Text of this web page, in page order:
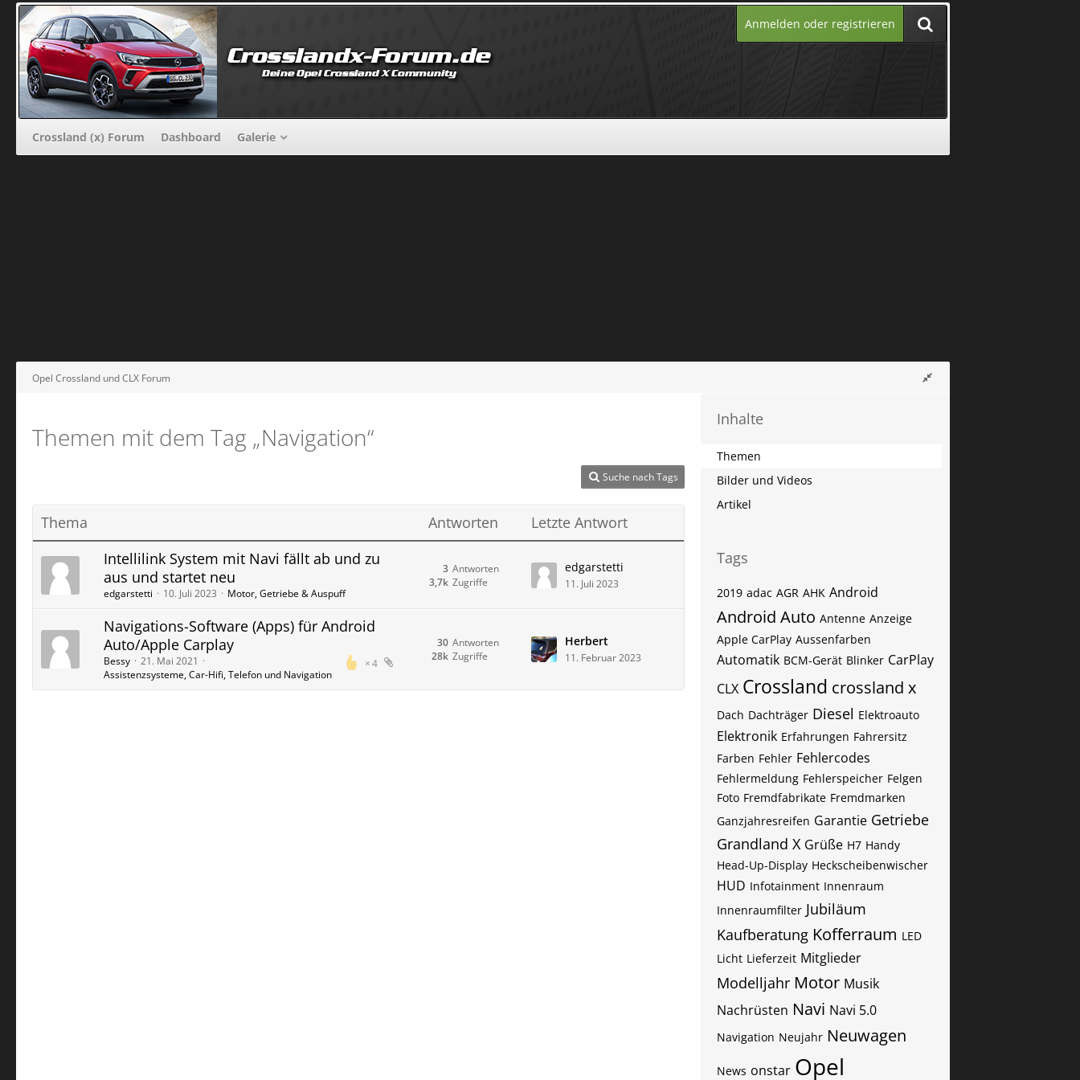
Anmelden oder registrieren
Crossland (x) Forum Dashboard Galerie
Opel Crossland und CLX Forum
Themen mit dem Tag „Navigation“
Suche nach Tags
Thema Antworten
Letzte Antwort
Intellilink System mit Navi fällt ab und zu
aus und startet neu
edgarstetti 10. Juli 2023 Motor, Getriebe & Auspuff
Antworten
3
Zugriffe
3,7k
edgarstetti
11. Juli 2023
Navigations-Software (Apps) für Android
Auto/Apple Carplay
4
Bessy
21. Mai 2021
Assistenzsysteme, Car-Hifi, Telefon und Navigation
Antworten
30
Zugriffe
28k
Herbert
11. Februar 2023
Inhalte
Themen
Bilder und Videos
Artikel
Tags
2019 adac AGR AHK Android
Android Auto Antenne Anzeige
Apple CarPlay Aussenfarben
Automatik BCM-Gerät Blinker CarPlay
CLX Crossland crossland x
Dach Dachträger Diesel Elektroauto
Elektronik Erfahrungen Fahrersitz
Farben Fehler Fehlercodes
Fehlermeldung Fehlerspeicher Felgen
Foto Fremdfabrikate Fremdmarken
Ganzjahresreifen Garantie Getriebe
Grandland X Grüße H7 Handy
Head-Up-Display Heckscheibenwischer
HUD Infotainment Innenraum
Innenraumfilter Jubiläum
Kaufberatung Kofferraum LED
Licht Lieferzeit Mitglieder
Modelljahr Motor Musik
Nachrüsten Navi Navi 5.0
Navigation Neujahr Neuwagen
News onstar Opel